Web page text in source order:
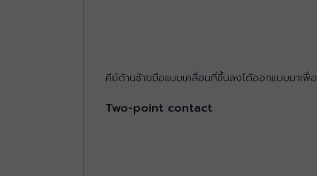
คีย์ด้านซ้ายมือแบบเคลื่อนที่ขึ้นลงได้ออกแบบมาเพื่
Two-point contact